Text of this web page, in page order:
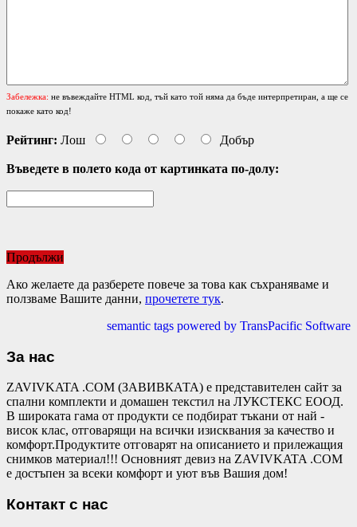
Забележка: не въвеждайте HTML код, тъй като той няма да бъде интерпретиран, а ще се
покаже като код!
Рейтинг: Лош Добър
Въведете в полето кода от картинката по-долу:
Продължи
Ако желаете да разберете повече за това как съхраняваме и
ползваме Вашите данни, прочетете тук.
semantic tags powered by TransPacific Software
За нас
ZAVIVKATA .COM (ЗАВИВКАТА) е представителен сайт за
спални комплекти и домашен текстил на ЛУКСТЕКС ЕООД.
В широката гама от продукти се подбират тъкани от най -
висок клас, отговарящи на всички изисквания за качество и
комфорт.Продуктите отговарят на описанието и прилежащия
снимков материал!!! Основният девиз на ZAVIVKATA .COM
е достъпен за всеки комфорт и уют във Вашия дом!
Контакт с нас